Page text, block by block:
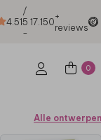
4.51
/
5
-
17.150+
reviews
0
Alle ontwerpen